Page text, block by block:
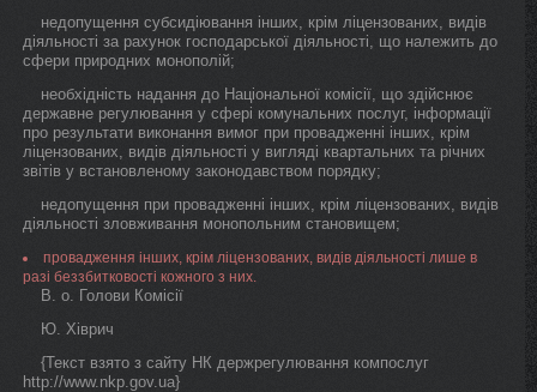
недопущення субсидіювання інших, крім ліцензованих, видів
діяльності за рахунок господарської діяльності, що належить до
сфери природних монополій;
необхідність надання до Національної комісії, що здійснює
державне регулювання у сфері комунальних послуг, інформації
про результати виконання вимог при провадженні інших, крім
ліцензованих, видів діяльності у вигляді квартальних та річних
звітів у встановленому законодавством порядку;
недопущення при провадженні інших, крім ліцензованих, видів
діяльності зловживання монопольним становищем;
провадження інших, крім ліцензованих, видів діяльності лише в
разі беззбитковості кожного з них.
В. о. Голови Комісії
Ю. Хіврич
{Текст взято з сайту НК держрегулювання компослуг
http://www.nkp.gov.ua}